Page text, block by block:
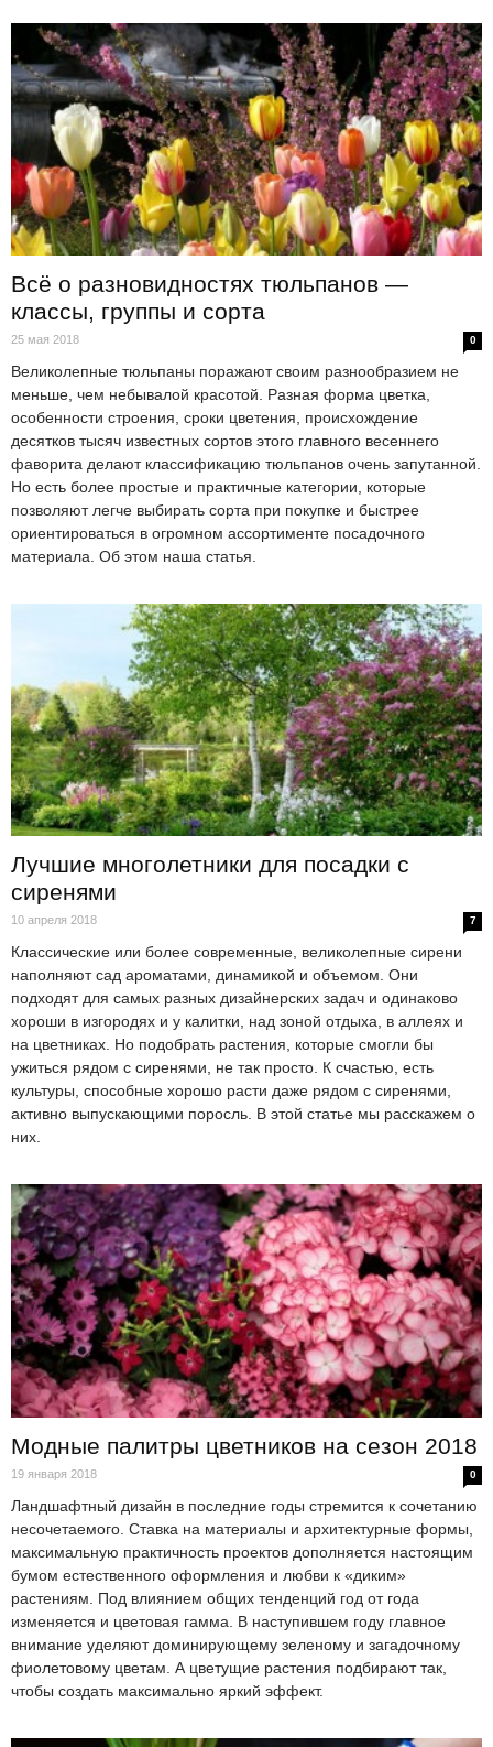
Всё о разновидностях тюльпанов —
классы, группы и сорта
25 мая 2018 0
Великолепные тюльпаны поражают своим разнообразием не
меньше, чем небывалой красотой. Разная форма цветка,
особенности строения, сроки цветения, происхождение
десятков тысяч известных сортов этого главного весеннего
фаворита делают классификацию тюльпанов очень запутанной.
Но есть более простые и практичные категории, которые
позволяют легче выбирать сорта при покупке и быстрее
ориентироваться в огромном ассортименте посадочного
материала. Об этом наша статья.
Лучшие многолетники для посадки с
сиренями
10 апреля 2018 7
Классические или более современные, великолепные сирени
наполняют сад ароматами, динамикой и объемом. Они
подходят для самых разных дизайнерских задач и одинаково
хороши в изгородях и у калитки, над зоной отдыха, в аллеях и
на цветниках. Но подобрать растения, которые смогли бы
ужиться рядом с сиренями, не так просто. К счастью, есть
культуры, способные хорошо расти даже рядом с сиренями,
активно выпускающими поросль. В этой статье мы расскажем о
них.
Модные палитры цветников на сезон 2018
19 января 2018 0
Ландшафтный дизайн в последние годы стремится к сочетанию
несочетаемого. Ставка на материалы и архитектурные формы,
максимальную практичность проектов дополняется настоящим
бумом естественного оформления и любви к «диким»
растениям. Под влиянием общих тенденций год от года
изменяется и цветовая гамма. В наступившем году главное
внимание уделяют доминирующему зеленому и загадочному
фиолетовому цветам. А цветущие растения подбирают так,
чтобы создать максимально яркий эффект.